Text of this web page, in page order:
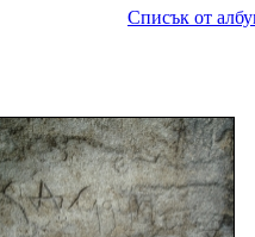
Списък от